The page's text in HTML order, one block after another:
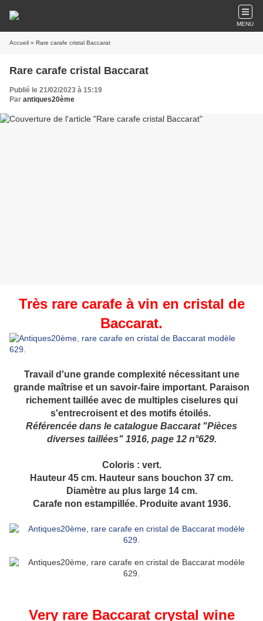
MENU
Accueil » Rare carafe cristal Baccarat
Rare carafe cristal Baccarat
Publié le 21/02/2023 à 15:19
Par antiques20ème
Très rare carafe à vin en cristal de
Baccarat.
Travail d'une grande complexité nécessitant une
grande maîtrise et un savoir-faire important. Paraison
richement taillée avec de multiples ciselures qui
s'entrecroisent et des motifs étoilés.
Référencée dans le catalogue Baccarat "Pièces
diverses taillées" 1916, page 12 n°629.
Coloris : vert.
Hauteur 45 cm. Hauteur sans bouchon 37 cm.
Diamètre au plus large 14 cm.
Carafe non estampillée. Produite avant 1936.
Very rare Baccarat crystal wine